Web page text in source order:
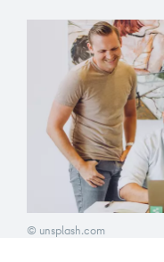
© unsplash.com